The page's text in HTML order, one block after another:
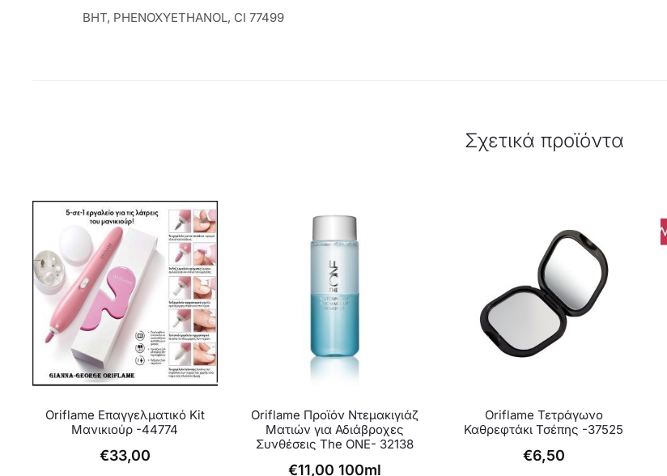
BHT, PHENOXYETHANOL, CI 77499
Σχετικά προϊόντα
Oriflame Επαγγελματικό Kit
Μανικιούρ -44774
€33,00
Oriflame Προϊόν Ντεμακιγιάζ
Ματιών για Αδιάβροχες
Συνθέσεις The ONE- 32138
€11,00 100ml
Oriflame Τετράγωνο
Καθρεφτάκι Τσέπης -37525
€6,50